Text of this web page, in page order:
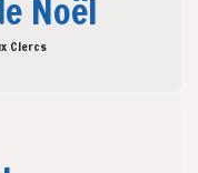
Noël
Clercs